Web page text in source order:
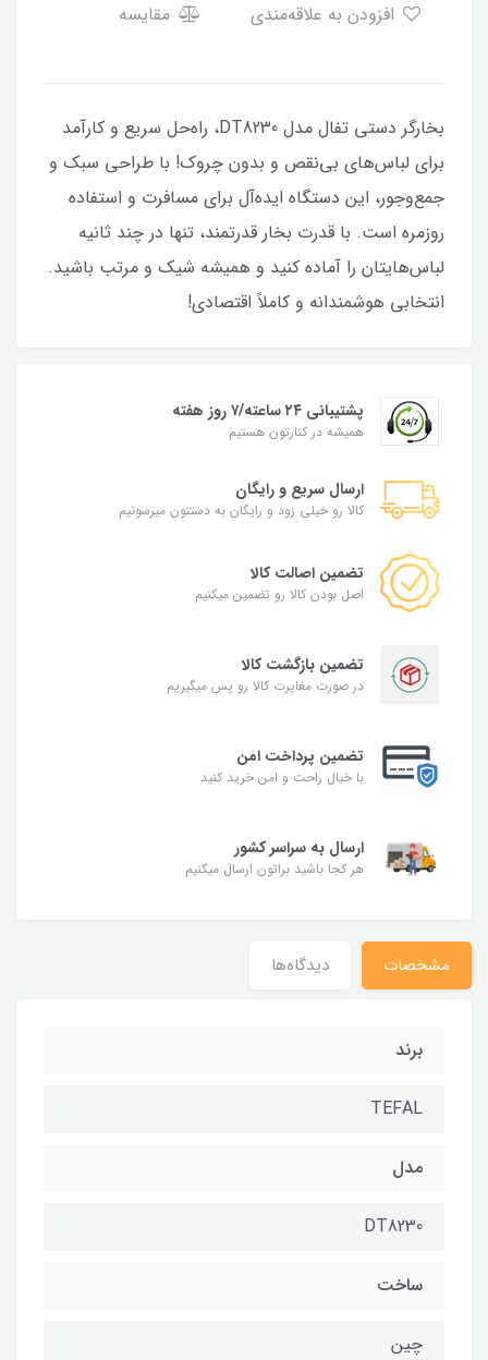
مقایسه
بخارگر دستی تفال مدل DT8230، راه‌حل سریع و کارآمد
برای لباس‌های بی‌نقص و بدون چروک! با طراحی سبک و
جمع‌وجور، این دستگاه ایده‌آل برای مسافرت و استفاده
روزمره است. با قدرت بخار قدرتمند، تنها در چند ثانیه
لباس‌هایتان را آماده کنید و همیشه شیک و مرتب باشید.
انتخابی هوشمندانه و کاملاً اقتصادی!
پشتیبانی ۲۴ ساعته/۷ روز هفته
همیشه در کنارتون هستیم
ارسال سریع و رایگان
کالا رو خیلی زود و رایگان به دستتون میرسونیم
تضمین اصالت کالا
اصل بودن کالا رو تضمین میکنیم
تضمین بازگشت کالا
در صورت مغایرت کالا رو پس میگیریم
تضمین پرداخت امن
با خیال راحت و امن خرید کنید
ارسال به سراسر کشور
هر کجا باشید براتون ارسال میکنیم
مشخصات دیدگاه‌ها
برند
TEFAL
مدل
DT8230
ساخت
چین